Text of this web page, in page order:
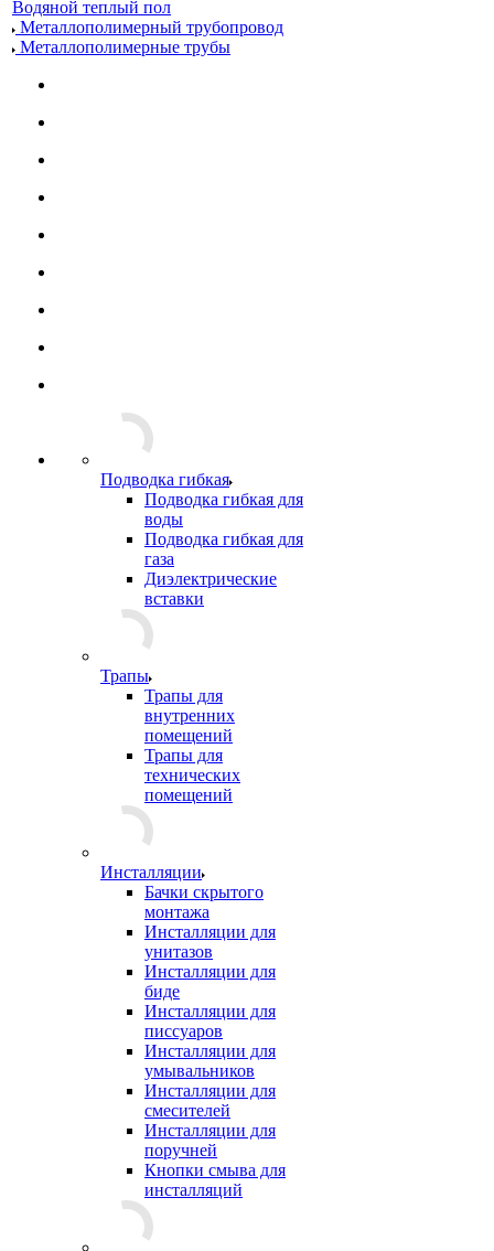
Водяной теплый пол
Металлополимерный трубопровод
Металлополимерные трубы
Подводка гибкая
Подводка гибкая для
воды
Подводка гибкая для
газа
Диэлектрические
вставки
Трапы
Трапы для
внутренних
помещений
Трапы для
технических
помещений
Инсталляции
Бачки скрытого
монтажа
Инсталляции для
унитазов
Инсталляции для
биде
Инсталляции для
писсуаров
Инсталляции для
умывальников
Инсталляции для
смесителей
Инсталляции для
поручней
Кнопки смыва для
инсталляций